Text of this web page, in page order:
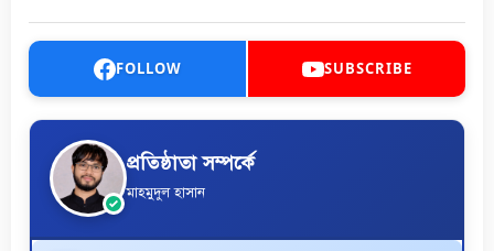
FOLLOW SUBSCRIBE
প্রতিষ্ঠাতা সম্পর্কে
মাহমুদুল হাসান